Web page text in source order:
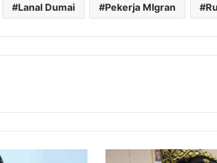
Lanal Dumai Pekerja MIgran